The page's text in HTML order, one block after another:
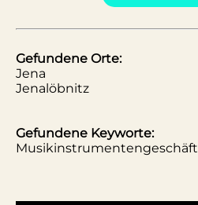
Gefundene Orte:
Jena
Jenalöbnitz
Gefundene Keyworte:
Musikinstrumentengeschäft